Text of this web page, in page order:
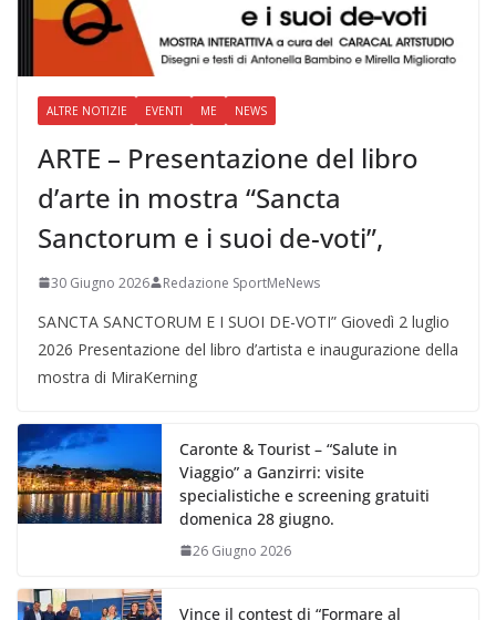
ALTRE NOTIZIE EVENTI ME NEWS
ARTE – Presentazione del libro
d’arte in mostra “Sancta
Sanctorum e i suoi de-voti”,
30 Giugno 2026 Redazione SportMeNews
SANCTA SANCTORUM E I SUOI DE-VOTI” Giovedì 2 luglio
2026 Presentazione del libro d’artista e inaugurazione della
mostra di MiraKerning
Caronte & Tourist – “Salute in
Viaggio” a Ganzirri: visite
specialistiche e screening gratuiti
domenica 28 giugno.
26 Giugno 2026
Vince il contest di “Formare al